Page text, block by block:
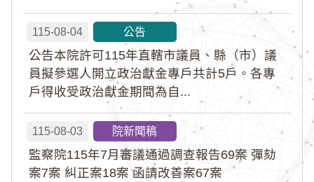
115-08-04 公告
公告本院許可115年直轄市議員、縣（市）議
員擬參選人開立政治獻金專戶共計5戶。各專
戶得收受政治獻金期間為自...
115-08-03 院新聞稿
監察院115年7月審議通過調查報告69案 彈劾
案7案 糾正案18案 函請改善案67案